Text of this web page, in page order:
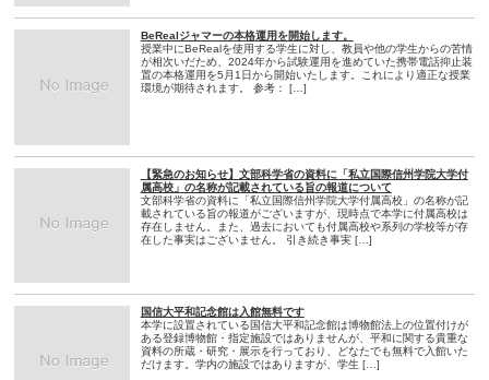
BeRealジャマーの本格運用を開始します。
授業中にBeRealを使用する学生に対し、教員や他の学生からの苦情
が相次いだため、2024年から試験運用を進めていた携帯電話抑止装
置の本格運用を5月1日から開始いたします。これにより適正な授業
環境が期待されます。 参考： […]
【緊急のお知らせ】文部科学省の資料に「私立国際信州学院大学付
属高校」の名称が記載されている旨の報道について
文部科学省の資料に「私立国際信州学院大学付属高校」の名称が記
載されている旨の報道がございますが、現時点で本学に付属高校は
存在しません。また、過去においても付属高校や系列の学校等が存
在した事実はございません。 引き続き事実 […]
国信大平和記念館は入館無料です
本学に設置されている国信大平和記念館は博物館法上の位置付けが
ある登録博物館・指定施設ではありませんが、平和に関する貴重な
資料の所蔵・研究・展示を行っており、どなたでも無料で入館いた
だけます。学内の施設ではありますが、学生 […]